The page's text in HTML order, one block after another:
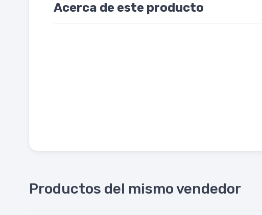
Acerca de este producto
Productos del mismo vendedor